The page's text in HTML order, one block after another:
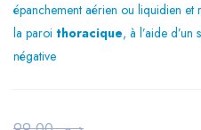
épanchement aérien ou liquidien et
la paroi thoracique, à l’aide d’un
négative